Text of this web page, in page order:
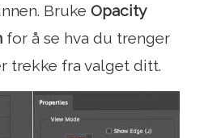
Bruke Opacity
for å se hva du trenger
trekke fra valget ditt.